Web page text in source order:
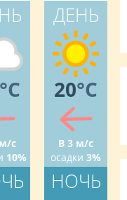
°C
с
10%
ДЕНЬ
20°C
В 3 м/с
осадки 3%
НОЧЬ